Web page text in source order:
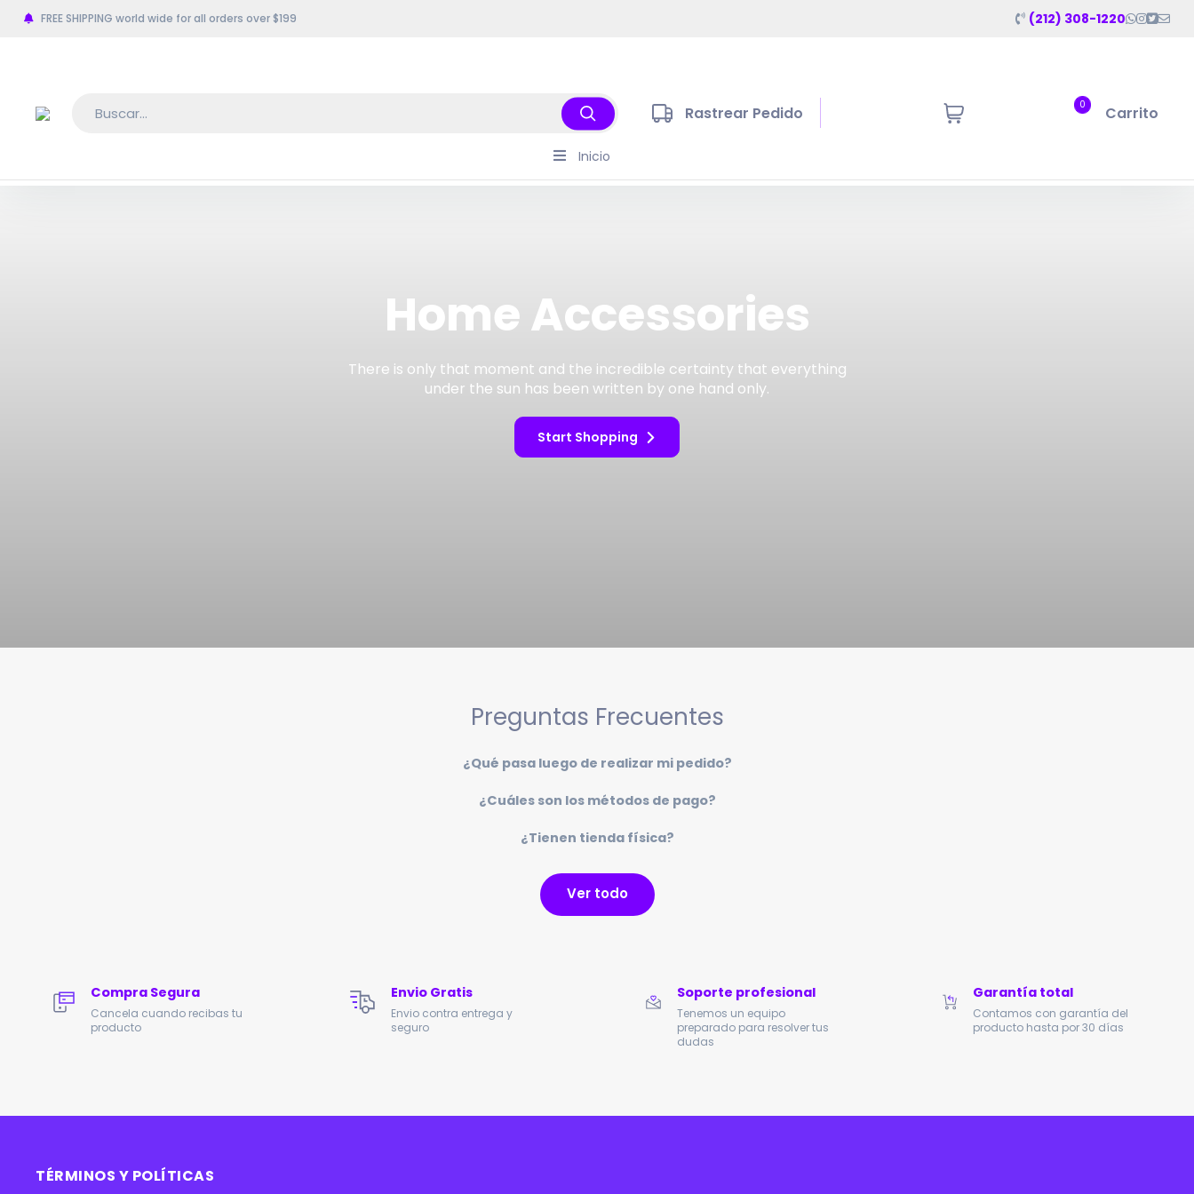
FREE SHIPPING world wide for all orders over $199 (212) 308-1220
Rastrear Pedido 0 Carrito
Inicio
Home Accessories
There is only that moment and the incredible certainty that everything
under the sun has been written by one hand only.
Start Shopping
Preguntas Frecuentes
¿Qué pasa luego de realizar mi pedido?
¿Cuáles son los métodos de pago?
¿Tienen tienda física?
Ver todo
Compra Segura
Cancela cuando recibas tu
producto
Envio Gratis
Envio contra entrega y
seguro
Soporte profesional
Tenemos un equipo
preparado para resolver tus
dudas
Garantía total
Contamos con garantía del
producto hasta por 30 días
TÉRMINOS Y POLÍTICAS